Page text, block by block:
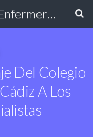
Excmo. Colegio de Enfermería de Cádiz
Del Colegio
A Los